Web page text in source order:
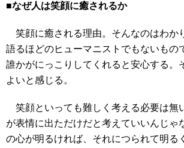
■なぜ人は笑顔に癒されるか
笑顔に癒される理由。そんなのはわか
語るほどのヒューマニストでもないもの
誰かがにっこりしてくれると安心する。
よいと感じる。
笑顔といっても難しく考える必要は無
が表情に出ただけだと考えていいんじゃ
の心が明るければ、それにつられて明る